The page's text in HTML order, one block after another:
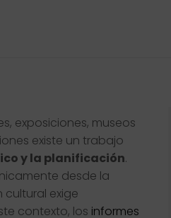
exposiciones, museos
existe un trabajo
y la planificación.
desde la
cultural exige
contexto, los informes